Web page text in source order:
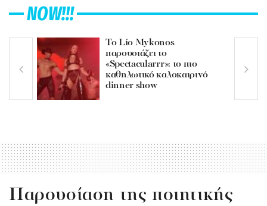
NOW!!!
Το Lío Mykonos
παρουσιάζει το
«Spectacularrr»: το πιο
καθηλωτικό καλοκαιρινό
dinner show
Παρουσίαση της ποιητικής